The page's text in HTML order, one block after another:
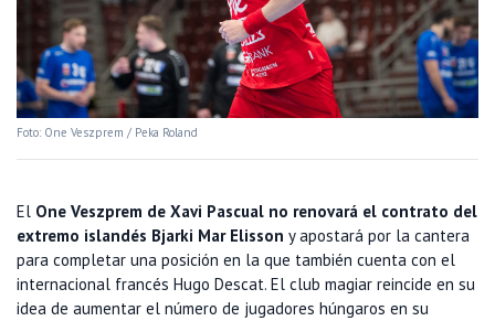
Foto: One Veszprem / Peka Roland
El One Veszprem de Xavi Pascual no renovará el contrato del
extremo islandés Bjarki Mar Elisson y apostará por la cantera
para completar una posición en la que también cuenta con el
internacional francés Hugo Descat. El club magiar reincide en su
idea de aumentar el número de jugadores húngaros en su